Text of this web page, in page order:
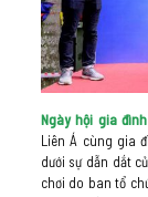
Ngày hội gia đình
Liên Á cùng gia
dưới sự dẫn dắt
chơi do ban tổ